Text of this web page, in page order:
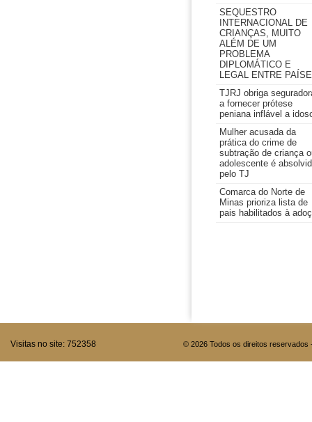
SEQUESTRO
INTERNACIONAL DE
CRIANÇAS, MUITO
ALÉM DE UM
PROBLEMA
DIPLOMÁTICO E
LEGAL ENTRE
TJRJ obriga
a fornecer prótese
peniana inflável a
Mulher acusada da
prática do crime de
subtração de criança
adolescente é
pelo TJ
Comarca do Norte de
Minas prioriza lista de
pais habilitados à
Visitas no site: 752358 © 2026 Todos os direitos reservados